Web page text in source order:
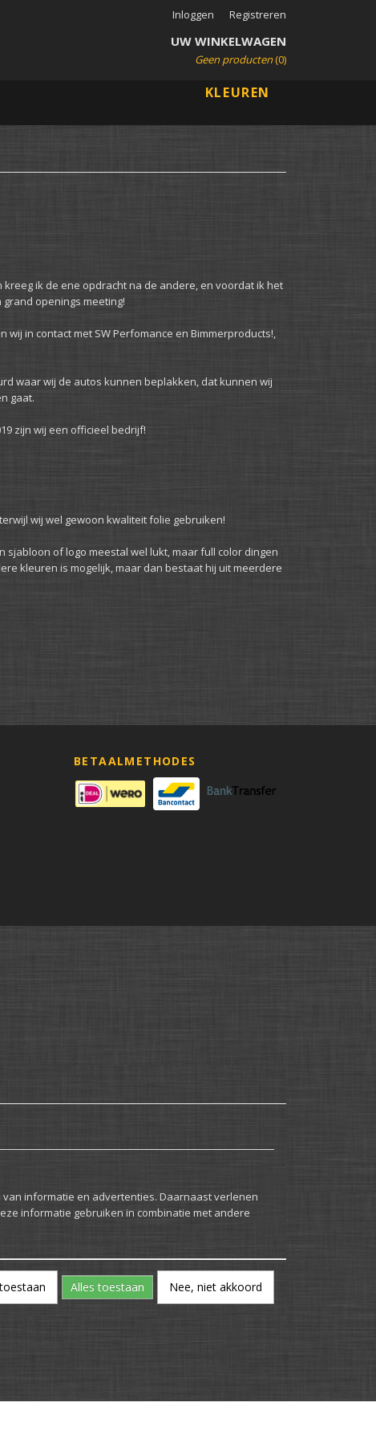
Inloggen Registreren
UW WINKELWAGEN
Geen producten(0)
KLEUREN
ik de ene opdracht na de andere, en voordat ik het
openings meeting!
in contact met SW Perfomance en Bimmerproducts!,
waar wij de autos kunnen beplakken, dat kunnen wij
gaat.
zijn wij een officieel bedrijf!
wij wel gewoon kwaliteit folie gebruiken!
of logo meestal wel lukt, maar full color dingen
kleuren is mogelijk, maar dan bestaat hij uit meerdere
BETAALMETHODES
informatie en advertenties. Daarnaast verlenen
informatie gebruiken in combinatie met andere
Alles toestaan Nee, niet akkoord